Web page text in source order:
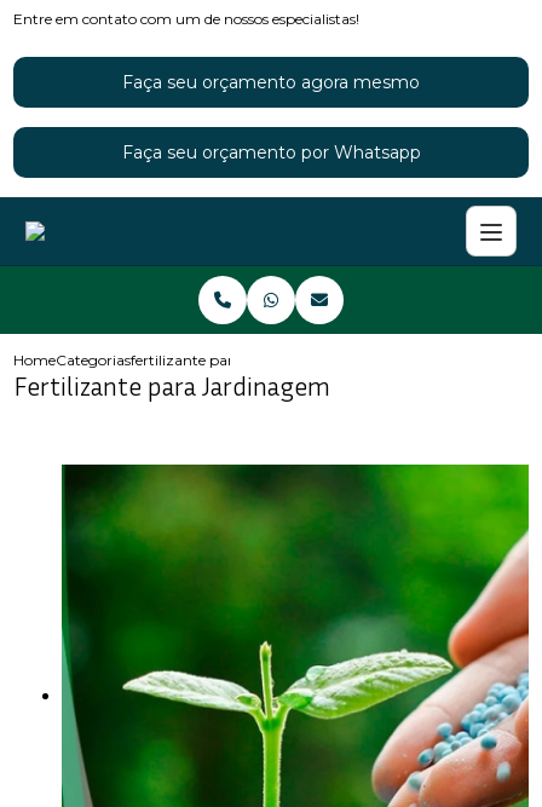
Entre em contato com um de nossos especialistas!
Faça seu orçamento agora mesmo
Faça seu orçamento por Whatsapp
HomeCategoriasfertilizante para jardinagem
Fertilizante para Jardinagem